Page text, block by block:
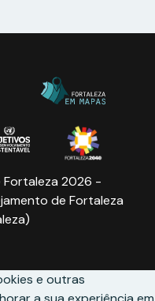
Fortaleza 2026 -
de Fortaleza
e outras